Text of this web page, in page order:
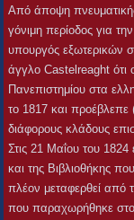
Από άποψη
γόνιμη περίοδος για
υπουργός εξωτερικών
άγγλο Castelreaght ότι
Πανεπιστημίου στα
το 1817 και προέβλεπε
διάφορους κλάδους
Στις 21 Μαΐου του 1824
και της Βιβλιοθήκης
πλέον μεταφερθεί από
που παραχωρήθηκε